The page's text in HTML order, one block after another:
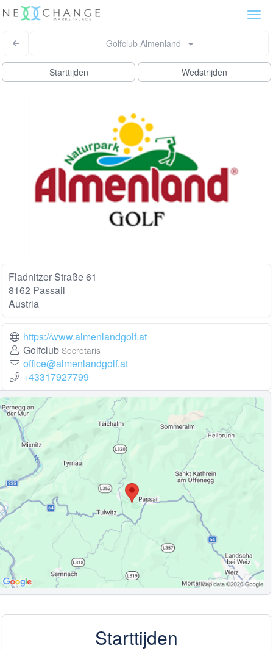
Golfclub Almenland
Starttijden Wedstrijden
Fladnitzer Straße 61
8162 Passail
Austria
https://www.almenlandgolf.at
Golfclub Secretaris
office@almenlandgolf.at
+43317927799
Starttijden